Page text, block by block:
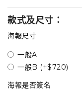
款式及尺寸：
海報尺寸
一般A
一般B (+$720)
海報是否簽名